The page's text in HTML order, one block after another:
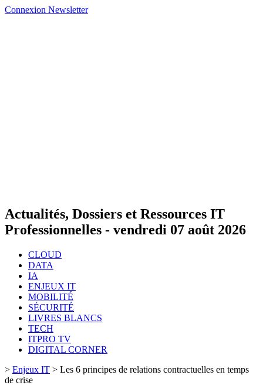
Connexion Newsletter
Actualités, Dossiers et Ressources IT
Professionnelles - vendredi 07 août 2026
CLOUD
DATA
IA
ENJEUX IT
MOBILITÉ
SÉCURITÉ
LIVRES BLANCS
TECH
ITPRO TV
DIGITAL CORNER
> Enjeux IT > Les 6 principes de relations contractuelles en temps
de crise